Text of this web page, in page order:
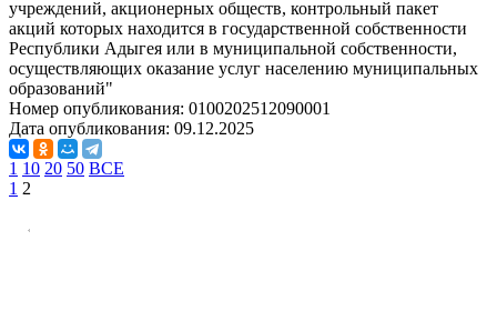
учреждений, акционерных обществ, контрольный пакет
акций которых находится в государственной собственности
Республики Адыгея или в муниципальной собственности,
осуществляющих оказание услуг населению муниципальных
образований"
Номер опубликования: 0100202512090001
Дата опубликования: 09.12.2025
1 10 20 50 ВСЕ
1 2